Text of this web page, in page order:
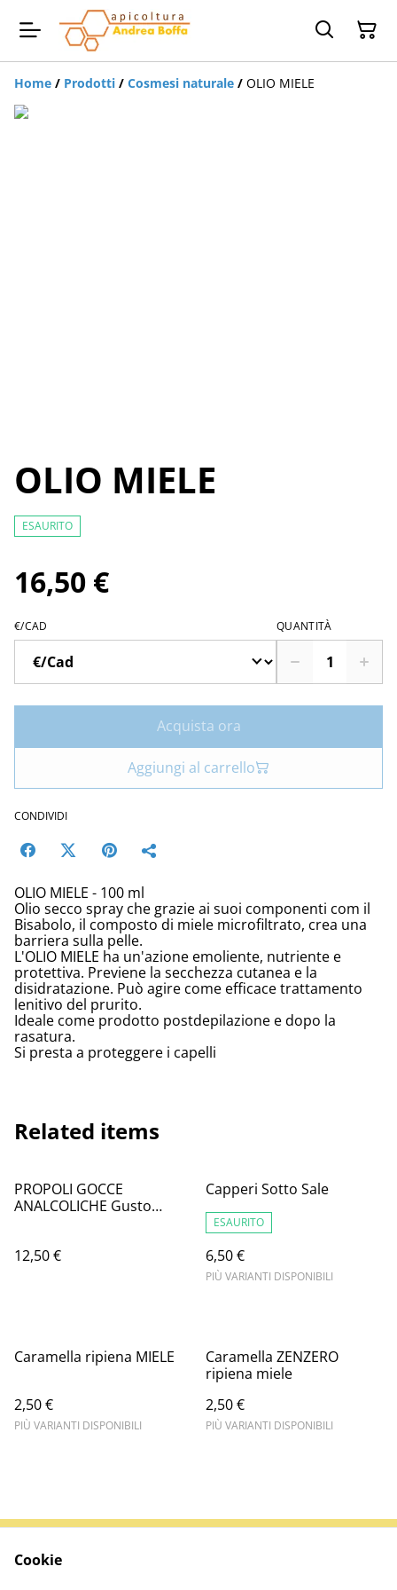
Home / Prodotti / Cosmesi naturale / OLIO MIELE
OLIO MIELE
ESAURITO
16,50 €
€/CAD QUANTITÀ
Acquista ora
Aggiungi al carrello
CONDIVIDI
OLIO MIELE - 100 ml
Olio secco spray che grazie ai suoi componenti com il
Bisabolo, il composto di miele microfiltrato, crea una
barriera sulla pelle.
L'OLIO MIELE ha un'azione emoliente, nutriente e
protettiva. Previene la secchezza cutanea e la
disidratazione. Può agire come efficace trattamento
lenitivo del prurito.
Ideale come prodotto postdepilazione e dopo la
rasatura.
Si presta a proteggere i capelli
Related items
PROPOLI GOCCE
ANALCOLICHE Gusto
12,50 €
Capperi Sotto Sale
ESAURITO
6,50 €
PIÙ VARIANTI DISPONIBILI
Caramella ripiena MIELE
2,50 €
PIÙ VARIANTI DISPONIBILI
Caramella ZENZERO
ripiena miele
2,50 €
PIÙ VARIANTI DISPONIBILI
Cookie